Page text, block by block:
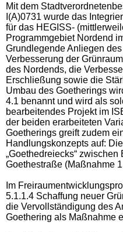
Mit dem
I(A)0731 wurde das
für das HEGISS-
Programmgebiet Nordend
Grundlegende Anliegen
Verbesserung der
des Nordends, die
Erschließung sowie die
Umbau des Goetherings
4.1 benannt und wird als
bearbeitendes Projekt im
der beiden erarbeiteten
Goetherings greift zudem
Handlungskonzepts auf:
„Goethedreiecks“ zwischen
Goethestraße (Maßnahme
Im
5.1.1.4 Schaffung neuer
die Vervollständigung des
Goethering als Maßnahme